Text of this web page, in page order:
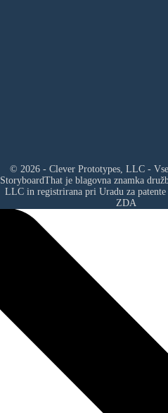
© 2026 - Clever Prototypes, LLC -
StoryboardThat je blagovna znamka
LLCin registrirana pri Uradu za patente
ZDA